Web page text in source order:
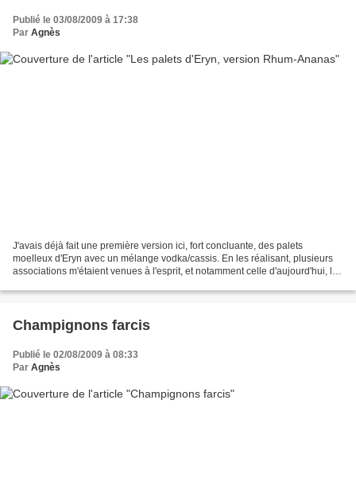
Publié le 03/08/2009 à 17:38
Par Agnès
J'avais déjà fait une première version ici, fort concluante, des palets
moelleux d'Eryn avec un mélange vodka/cassis. En les réalisant, plusieurs
associations m'étaient venues à l'esprit, et notamment celle d'aujourd'hui, la
Champignons farcis
Publié le 02/08/2009 à 08:33
Par Agnès